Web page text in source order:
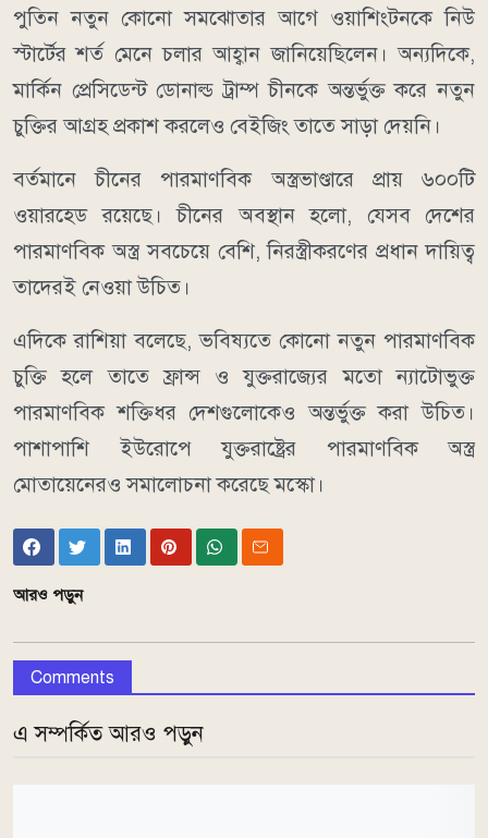
পুতিন নতুন কোনো সমঝোতার আগে ওয়াশিংটনকে নিউ
স্টার্টের শর্ত মেনে চলার আহ্বান জানিয়েছিলেন। অন্যদিকে,
মার্কিন প্রেসিডেন্ট ডোনাল্ড ট্রাম্প চীনকে অন্তর্ভুক্ত করে নতুন
চুক্তির আগ্রহ প্রকাশ করলেও বেইজিং তাতে সাড়া দেয়নি।
বর্তমানে চীনের পারমাণবিক অস্ত্রভাণ্ডারে প্রায় ৬০০টি
ওয়ারহেড রয়েছে। চীনের অবস্থান হলো, যেসব দেশের
পারমাণবিক অস্ত্র সবচেয়ে বেশি, নিরস্ত্রীকরণের প্রধান দায়িত্ব
তাদেরই নেওয়া উচিত।
এদিকে রাশিয়া বলেছে, ভবিষ্যতে কোনো নতুন পারমাণবিক
চুক্তি হলে তাতে ফ্রান্স ও যুক্তরাজ্যের মতো ন্যাটোভুক্ত
পারমাণবিক শক্তিধর দেশগুলোকেও অন্তর্ভুক্ত করা উচিত।
পাশাপাশি ইউরোপে যুক্তরাষ্ট্রের পারমাণবিক অস্ত্র
মোতায়েনেরও সমালোচনা করেছে মস্কো।
আরও পড়ুন
Comments
এ সম্পর্কিত আরও পড়ুন